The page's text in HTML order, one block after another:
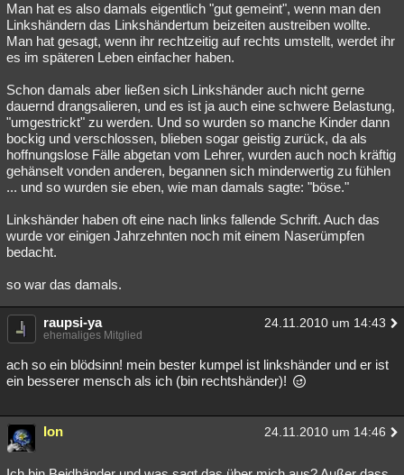
Man hat es also damals eigentlich "gut gemeint", wenn man den
Linkshändern das Linkshändertum beizeiten austreiben wollte.
Man hat gesagt, wenn ihr rechtzeitig auf rechts umstellt, werdet ihr
es im späteren Leben einfacher haben.
Schon damals aber ließen sich Linkshänder auch nicht gerne
dauernd drangsalieren, und es ist ja auch eine schwere Belastung,
"umgestrickt" zu werden. Und so wurden so manche Kinder dann
bockig und verschlossen, blieben sogar geistig zurück, da als
hoffnungslose Fälle abgetan vom Lehrer, wurden auch noch kräftig
gehänselt vonden anderen, begannen sich minderwertig zu fühlen
... und so wurden sie eben, wie man damals sagte: "böse."
Linkshänder haben oft eine nach links fallende Schrift. Auch das
wurde vor einigen Jahrzehnten noch mit einem Naserümpfen
bedacht.
so war das damals.
raupsi-ya 24.11.2010 um 14:43
ehemaliges Mitglied
ach so ein blödsinn! mein bester kumpel ist linkshänder und er ist
ein besserer mensch als ich (bin rechtshänder)!
Ion 24.11.2010 um 14:46